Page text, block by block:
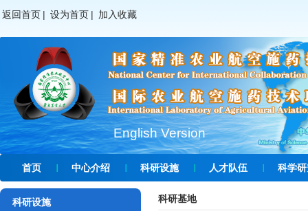
返回首页 | 设为首页 | 加入收藏
English Version
首页 中心介绍 科研设施 人才队伍 科学
科研设施 科研基地